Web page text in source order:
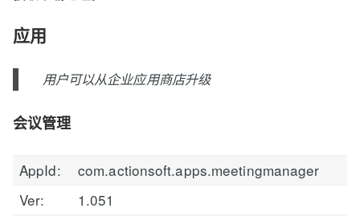
应用
用户可以从企业应用商店升级
会议管理
AppId:
com.actionsoft.apps.meetingmanager
Ver:
1.051